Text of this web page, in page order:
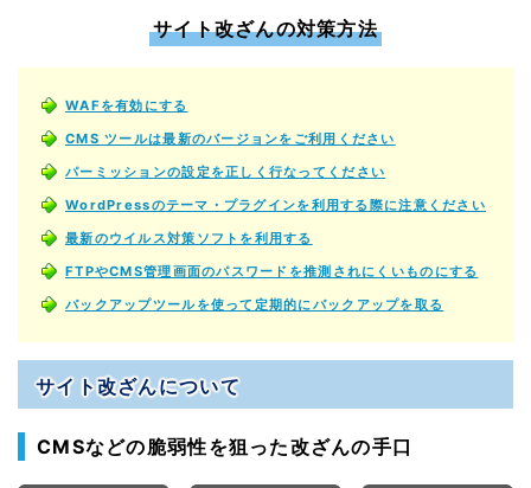
サイト改ざんの対策方法
WAFを有効にする
CMS ツールは最新のバージョンをご利用ください
パーミッションの設定を正しく行なってください
WordPressのテーマ・プラグインを利用する際に注意ください
最新のウイルス対策ソフトを利用する
FTPやCMS管理画面のパスワードを推測されにくいものにする
バックアップツールを使って定期的にバックアップを取る
サイト改ざんについて
CMSなどの脆弱性を狙った改ざんの手口